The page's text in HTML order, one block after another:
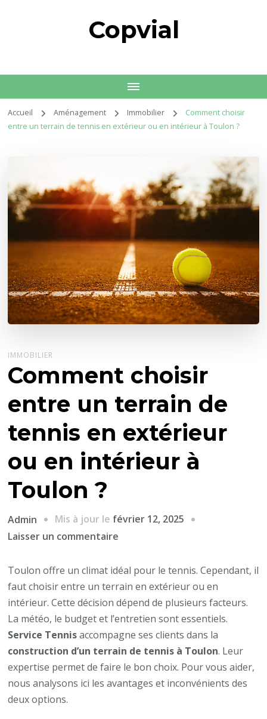
Copvial
Accueil Aménagement Immobilier
Comment choisir
entre un terrain de tennis en extérieur ou en intérieur à Toulon ?
IMMOBILIER
Comment choisir
entre un terrain de
tennis en extérieur
ou en intérieur à
Toulon ?
Admin Mis à jour le février 12, 2025
Laisser un commentaire
choisir
entre
un
terrain
de
tennis
en
extérieur
Toulon offre un climat idéal pour le tennis. Cependant, il
faut choisir entre un terrain en extérieur ou en
intérieur. Cette décision dépend de plusieurs facteurs.
La météo, le budget et l’entretien sont essentiels.
Service Tennisaccompagne ses clients dans la
construction d’un terrain de tennis à Toulon. Leur
expertise permet de faire le bon choix. Pour vous aider,
nous analysons ici les avantages et inconvénients des
deux options.